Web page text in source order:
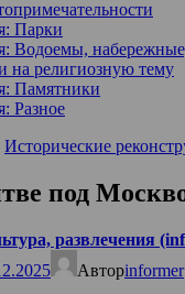
Парки
Водоемы,
на религиозную тему
Памятники
Разное
Исторические
под
развлечения
Авторinformer